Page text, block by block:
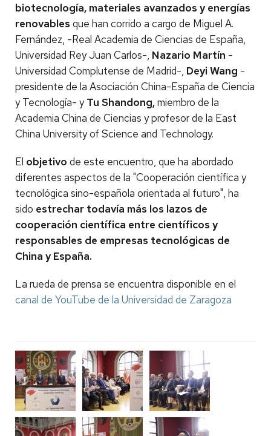
biotecnología, materiales avanzados y energías
renovables que han corrido a cargo de Miguel A.
Fernández, -Real Academia de Ciencias de España,
Universidad Rey Juan Carlos-, Nazario Martín -
Universidad Complutense de Madrid-, Deyi Wang -
presidente de la Asociación China-España de Ciencia
y Tecnología- yTu Shandong,miembro de la
Academia China de Ciencias y profesor de la East
China University of Science and Technology.
El objetivo de este encuentro, que ha abordado
diferentes aspectos de la "Cooperación científica y
tecnológica sino-española orientada al futuro", ha
sido estrechar todavía más los lazos de
cooperación científica entre científicos y
responsables de empresas tecnológicas de
China y España.
La rueda de prensa se encuentra disponible en el
canal de YouTube de la Universidad de Zaragoza